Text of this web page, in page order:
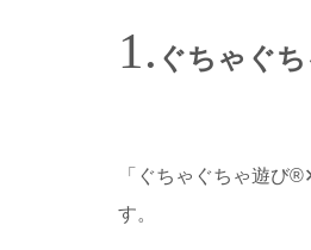
ぐちゃぐ
「ぐちゃぐちゃ遊び
す。